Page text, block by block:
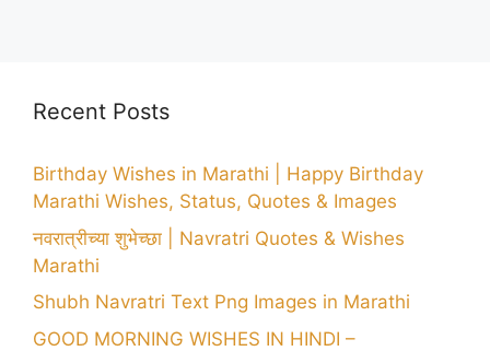
Recent Posts
Birthday Wishes in Marathi | Happy Birthday
Marathi Wishes, Status, Quotes & Images
नवरात्रीच्या शुभेच्छा | Navratri Quotes & Wishes
Marathi
Shubh Navratri Text Png Images in Marathi
GOOD MORNING WISHES IN HINDI –